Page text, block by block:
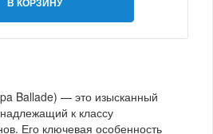
Ballade) — это изысканный
к классу
Его ключевая особенность